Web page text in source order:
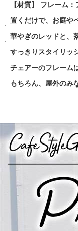
【材質】 フレーム
置くだけで、お庭や
華やぎのレッドと、
すっきりスタイリッ
チェアーのフレーム
もちろん、屋外のみ